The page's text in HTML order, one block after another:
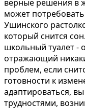
верные решения в
может
Ушинского
который снится
школьный туалет -
отражающий
проблем, если
готовности к
адаптироваться,
трудностями,